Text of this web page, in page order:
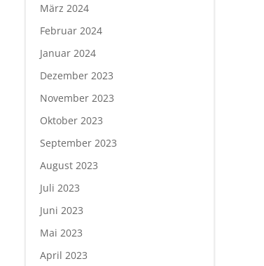
März 2024
Februar 2024
Januar 2024
Dezember 2023
November 2023
Oktober 2023
September 2023
August 2023
Juli 2023
Juni 2023
Mai 2023
April 2023